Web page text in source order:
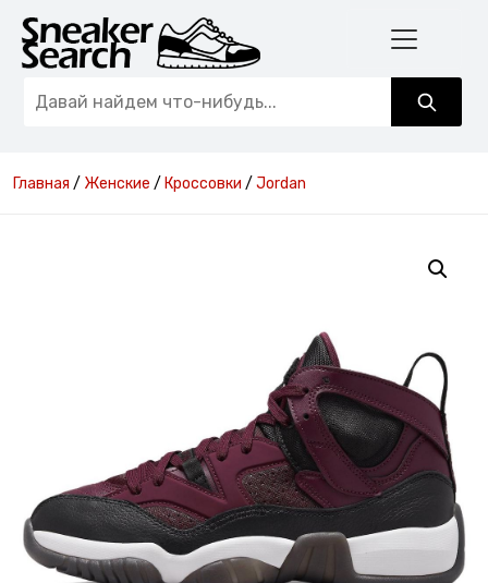
Главная / Женские / Кроссовки / Jordan